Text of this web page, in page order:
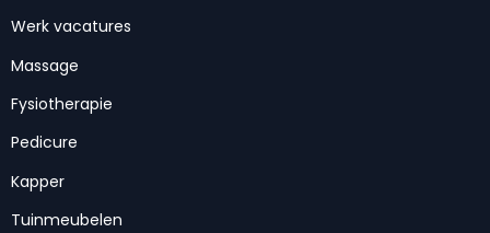
Werk vacatures
Massage
Fysiotherapie
Pedicure
Kapper
Tuinmeubelen